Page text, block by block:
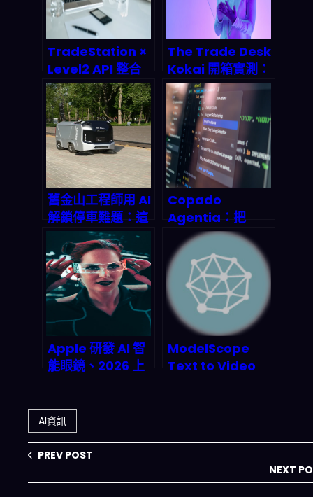
TradeStation ×
Level2 API 整合
實測：可視化自動
交易如何重塑
2026 年投資者生
態
The Trade Desk
Kokai 開箱實測：
2026 AI 廣告代理
自動化怎麼靠聊天
機器人賺被動收
入？
舊金山工程師用 AI
解鎖停車難題：這
款 App 如何讓你
不再收到罰單？
Copado
Agentia：把
Salesforce
DevOps 直接變成
「語境感知」
AgentOps，
2026 會衝到什麼
規模？
Apple 研發 AI 智
能眼鏡、2026 上
同，AR 開發者與
AI 服務商怎麼接
招？
ModelScope
Text to Video
AI資訊
PREV POST
NEXT